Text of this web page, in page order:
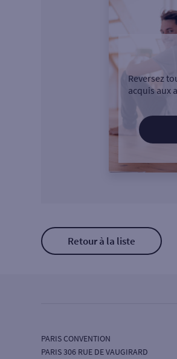
Reversez
acquis aux
Retour à la liste
PARIS CONVENTION
PARIS 306 RUE DE VAUGIRARD